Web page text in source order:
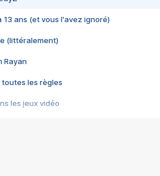
13 ans (et vous l'avez ignoré)
(littéralement)
Rayan
toutes les règles
les jeux vidéo